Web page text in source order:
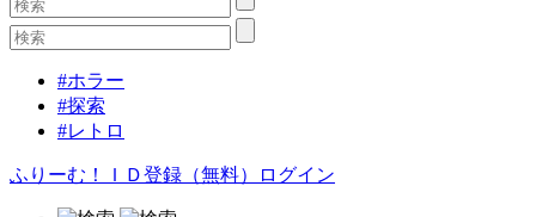
#ホラー
#探索
#レトロ
ふりーむ！ＩＤ登録（無料） ログイン